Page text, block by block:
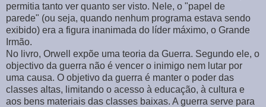
permitia tanto ver quanto ser visto. Nele, o "papel de
parede" (ou seja, quando nenhum programa estava sendo
exibido) era a figura inanimada do líder máximo, o Grande
Irmão.
No livro, Orwell expõe uma teoria da Guerra. Segundo ele, o
objectivo da guerra não é vencer o inimigo nem lutar por
uma causa. O objetivo da guerra é manter o poder das
classes altas, limitando o acesso à educação, à cultura e
aos bens materiais das classes baixas. A guerra serve para